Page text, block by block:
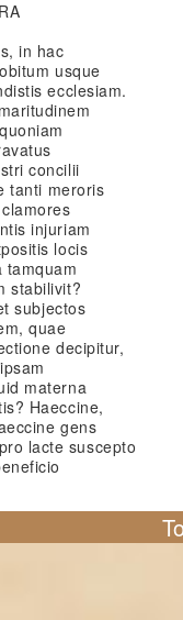
in hac
usque
ecclesiam.
concilii
tanti meroris
injuriam
locis
tamquam
stabilivit?
subjectos
quae
decipitur,
materna
Haeccine,
gens
lacte suscepto